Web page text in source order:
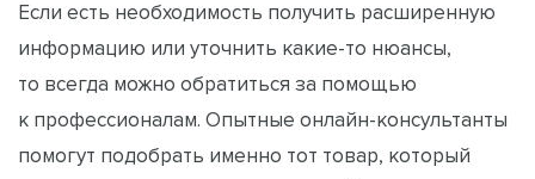
Если есть необходимость получить расширенную
информацию или уточнить какие-то нюансы,
то всегда можно обратиться за помощью
к профессионалам. Опытные онлайн-консультанты
помогут подобрать именно тот товар, который